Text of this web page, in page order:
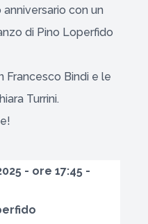
con un
di Pino Loperfido
Francesco Bindi e le
Turrini.
- ore 17:45 -